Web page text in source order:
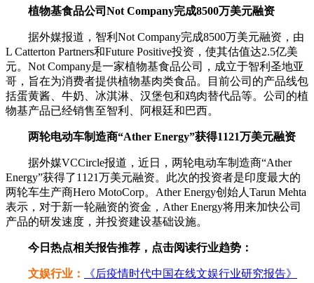
植物基食品公司Not Company完成8500万美元融资
据外媒报道，智利Not Company完成8500万美元融资，由
L Catterton Partners和Future Positive投资，使其估值达2.5亿美
元。Not Company是一家植物基食品公司，成立于智利圣地亚
哥，旨在为消费者提供植物基肉类食品。目前公司的产品线包
括蛋黄酱、牛奶、冰淇淋、汉堡包和鸡肉替代品等。公司的植
物基产品已经销售至智利、阿根廷和巴西。
两轮电动车制造商“Ather Energy”获得1121万美元融资
据外媒VCCircle报道，近日，两轮电动车制造商“Ather
Energy”获得了1121万美元融资。此次的投资者是印度最大的
两轮车生产商Hero MotoCorp。Ather Energy创始人Tarun Mehta
表示，对于新一轮融资的资金，Ather Energy将用来加快公司
产品的研发速度，并投资建设基础设施。
今日热点相关报告推荐，点击阅读行业趋势：
文娱行业： 《后疫情时代中国在线文娱行业研究报告》